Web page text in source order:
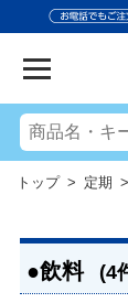
トップ> 定期
●飲料 (4